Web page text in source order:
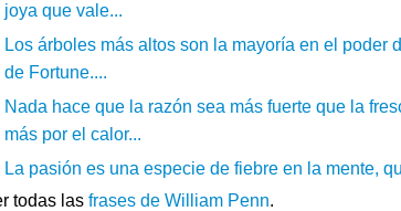
joya que vale...
Los árboles más altos son la mayoría en el
de Fortune....
Nada hace que la razón sea más fuerte que la
más por el calor...
La pasión es una especie de fiebre en la mente,
todas las frases de William Penn.